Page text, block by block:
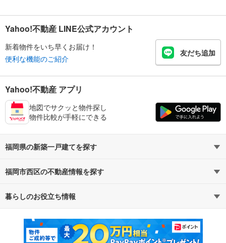
Yahoo!不動産 LINE公式アカウント
新着物件をいち早くお届け！
便利な機能のご紹介
友だち追加
Yahoo!不動産 アプリ
地図でサクッと物件探し
物件比較が手軽にできる
福岡県の新築一戸建てを探す
路線・駅から探す
通勤・通学時間から探す
福岡市西区の不動産情報を探す
不動産・住宅
新築マンション 中古マンション
暮らしのお役立ち情報
マンションカタログ 教えて！住まいの先生